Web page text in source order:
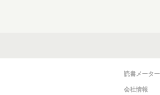
読書メータ
会社情報